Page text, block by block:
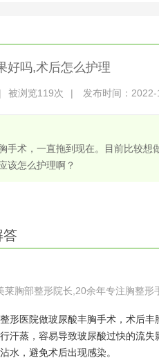
好吗,术后怎么护理
| 被浏览119次 | 发布时间：
手术，一直拖到现在。目前比较
该怎么护理啊？
答
莱胸部整形院长,20余年专注胸整形
医院做玻尿酸丰胸手术，术后丰
汗蒸，容易导致玻尿酸过快的流
水，避免术后出现感染。